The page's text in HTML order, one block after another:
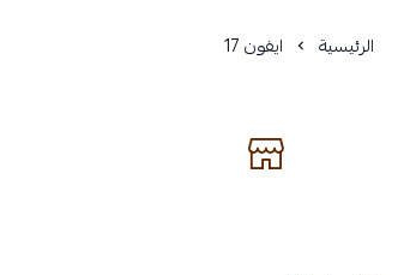
الرئيسية ايفون 17